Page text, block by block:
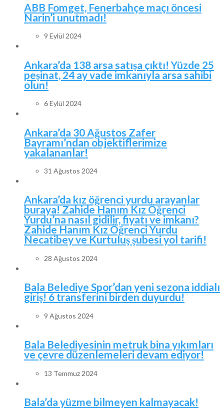
ABB Fomget, Fenerbahçe maçı öncesi
Narin’i unutmadı!
9 Eylül 2024
Ankara’da 138 arsa satışa çıktı! Yüzde 25
peşinat, 24 ay vade imkanıyla arsa sahibi
olun!
6 Eylül 2024
Ankara’da 30 Ağustos Zafer
Bayramı’ndan objektiflerimize
yakalananlar!
31 Ağustos 2024
Ankara’da kız öğrenci yurdu arayanlar
buraya! Zahide Hanım Kız Öğrenci
Yurdu’na nasıl gidilir, fiyatı ve imkanı?
Zahide Hanım Kız Öğrenci Yurdu
Necatibey ve Kurtuluş şubesi yol tarifi!
28 Ağustos 2024
Bala Belediye Spor’dan yeni sezona iddialı
giriş! 6 transferini birden duyurdu!
9 Ağustos 2024
Bala Belediyesinin metruk bina yıkımları
ve çevre düzenlemeleri devam ediyor!
13 Temmuz 2024
Bala’da yüzme bilmeyen kalmayacak!